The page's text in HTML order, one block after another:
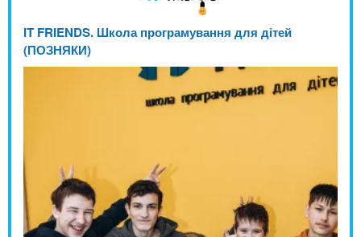
IT FRIENDS. Школа програмування для дітей
(ПОЗНЯКИ)